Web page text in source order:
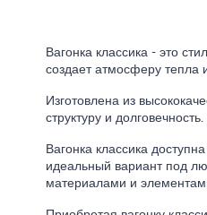
Вагонка классика - это
создает атмосферу тепла
Изготовлена из
структуру и
Вагонка классика
идеальный вариант под
материалами и